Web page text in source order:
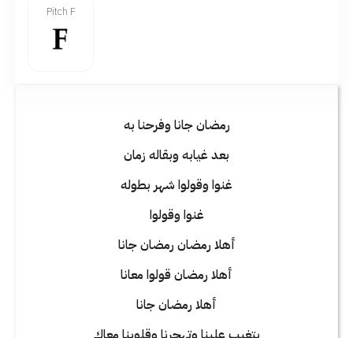
Pitch F
رمضان جانا وفرحنا به
بعد غيابه وبقاله زمان
غنوا وقولوا شهر بطوله
غنوا وقولوا
أهلا رمضان رمضان جانا
أهلا رمضان قولوا معانا
أهلا رمضان جانا